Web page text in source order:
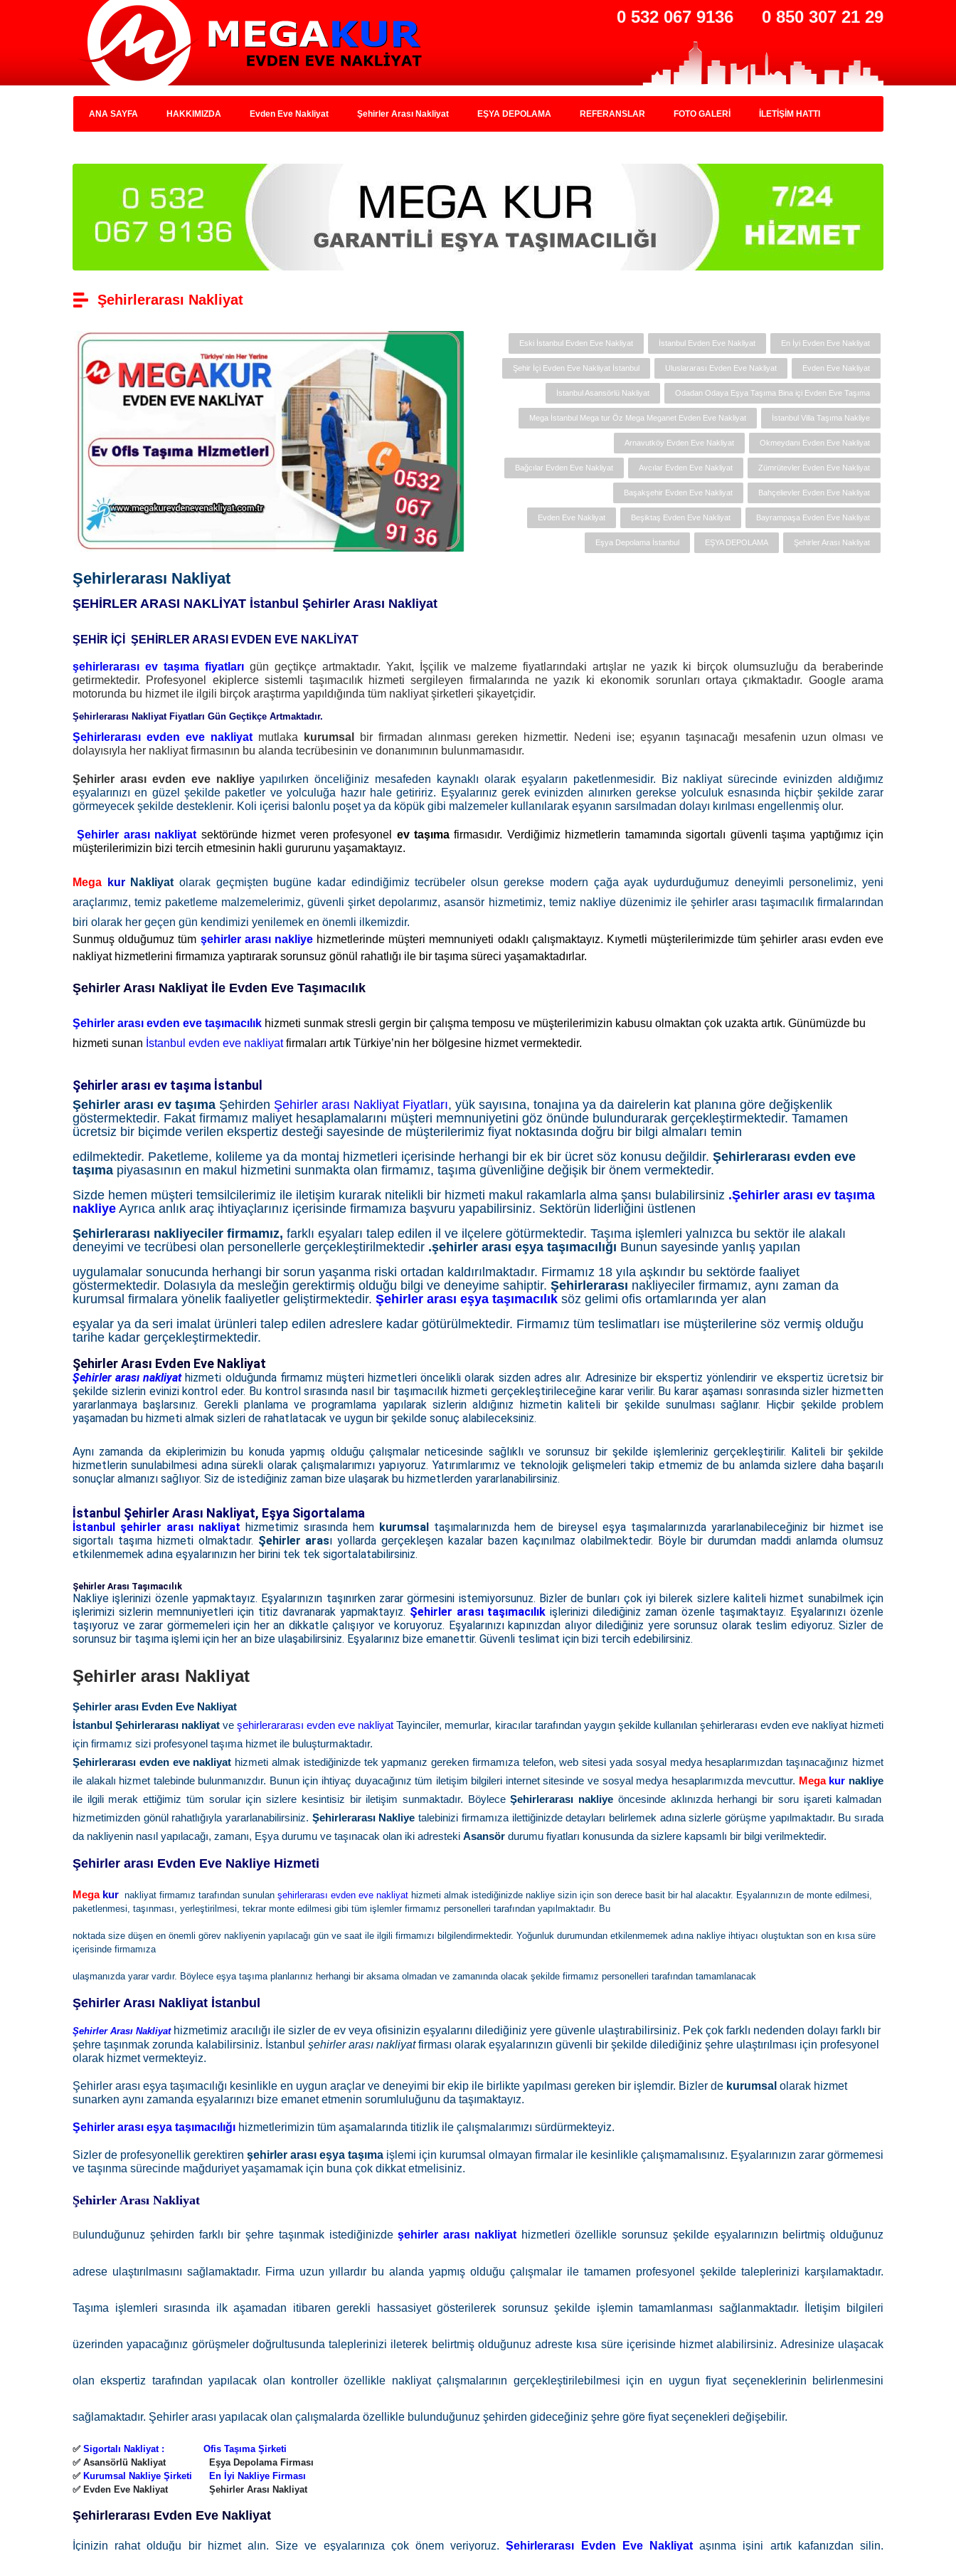
0 850 307 21 29
0 532 067 9136
ANA SAYFA HAKKIMIZDA Evden Eve Nakliyat Şehirler Arası Nakliyat EŞYA DEPOLAMA REFERANSLAR FOTO GALERİ İLETİŞİM HATTI
Şehirlerarası Nakliyat
En İyi Evden Eve Nakliyat
İstanbul Evden Eve Nakliyat
Eski İstanbul Evden Eve Nakliyat
Evden Eve Nakliyat
Uluslararası Evden Eve Nakliyat
Şehir İçi Evden Eve Nakliyat İstanbul
Odadan Odaya Eşya Taşıma Bina içi Evden Eve Taşıma
İstanbul Asansörlü Nakliyat
İstanbul Villa Taşıma Nakliye
Mega İstanbul Mega tur Öz Mega Meganet Evden Eve Nakliyat
Okmeydanı Evden Eve Nakliyat
Arnavutköy Evden Eve Nakliyat
Zümrütevler Evden Eve Nakliyat
Avcılar Evden Eve Nakliyat
Bağcılar Evden Eve Nakliyat
Bahçelievler Evden Eve Nakliyat
Başakşehir Evden Eve Nakliyat
Bayrampaşa Evden Eve Nakliyat
Beşiktaş Evden Eve Nakliyat
Evden Eve Nakliyat
Şehirler Arası Nakliyat
EŞYA DEPOLAMA
Eşya Depolama İstanbul
Şehirlerarası Nakliyat
ŞEHİRLER ARASI NAKLİYAT İstanbul Şehirler Arası Nakliyat
ŞEHİR İÇİ ŞEHİRLER ARASI EVDEN EVE NAKLİYAT
şehirlerarası ev taşıma fiyatlarıgün geçtikçe artmaktadır. Yakıt, İşçilik ve malzeme fiyatlarındaki artışlar ne yazık ki birçok olumsuzluğu da beraberinde
getirmektedir. Profesyonel ekiplerce sistemli taşımacılık hizmeti sergileyen firmalarında ne yazık ki ekonomik sorunları ortaya çıkmaktadır. Google arama
motorunda bu hizmet ile ilgili birçok araştırma yapıldığında tüm nakliyat şirketleri şikayetçidir.
Şehirlerarası Nakliyat Fiyatları Gün Geçtikçe Artmaktadır.
Şehirlerarası evden eve nakliyat mutlaka kurumsal
bir firmadan alınması gereken hizmettir. Nedeni ise; eşyanın taşınacağı mesafenin uzun olması ve
dolayısıyla her nakliyat firmasının bu alanda tecrübesinin ve donanımının bulunmamasıdır.
Şehirler arası evden eve nakliye yapılırken önceliğiniz mesafeden kaynaklı olarak eşyaların paketlenmesidir. Biz nakliyat sürecinde evinizden aldığımız
eşyalarınızı en güzel şekilde paketler ve yolculuğa hazır hale getiririz. Eşyalarınız gerek evinizden alınırken gerekse yolculuk esnasında hiçbir şekilde zarar
görmeyecek şekilde desteklenir. Koli içerisi balonlu poşet ya da köpük gibi malzemeler kullanılarak eşyanın sarsılmadan dolayı kırılması engellenmiş olur.
Şehirler arası nakliyat sektöründe hizmet veren profesyonel ev taşımafirmasıdır. Verdiğimiz hizmetlerin tamamında sigortalı güvenli taşıma yaptığımız için
müşterilerimizin bizi tercih etmesinin hakli gururunu yaşamaktayız.
Mega kur Nakliyat olarak geçmişten bugüne kadar edindiğimiz tecrübeler olsun gerekse modern çağa ayak uydurduğumuz deneyimli personelimiz, yeni
araçlarımız, temiz paketleme malzemelerimiz, güvenli şirket depolarımız, asansör hizmetimiz, temiz nakliye düzenimiz ile şehirler arası taşımacılık firmalarından
biri olarak her geçen gün kendimizi yenilemek en önemli ilkemizdir.
Sunmuş olduğumuz tüm şehirler arası nakliyehizmetlerinde müşteri memnuniyeti odaklı çalışmaktayız. Kıymetli müşterilerimizde tüm şehirler arası evden eve
nakliyat hizmetlerini firmamıza yaptırarak sorunsuz gönül rahatlığı ile bir taşıma süreci yaşamaktadırlar.
Şehirler Arası Nakliyat İle Evden Eve Taşımacılık
Şehirler arası evden eve taşımacılık hizmeti sunmak stresli gergin bir çalışma temposu ve müşterilerimizin kabusu olmaktan çok uzakta artık. Günümüzde bu
hizmeti sunan İstanbul evden eve nakliyatfirmaları artık Türkiye’nin her bölgesine hizmet vermektedir.
Şehirler arası ev taşıma İstanbul
Şehirler arası ev taşıma Şehirden Şehirler arası Nakliyat Fiyatları, yük sayısına, tonajına ya da dairelerin kat planına göre değişkenlik
göstermektedir. Fakat firmamız maliyet hesaplamalarını müşteri memnuniyetini göz önünde bulundurarak gerçekleştirmektedir. Tamamen
ücretsiz bir biçimde verilen ekspertiz desteği sayesinde de müşterilerimiz fiyat noktasında doğru bir bilgi almaları temin
edilmektedir. Paketleme, kolileme ya da montaj hizmetleri içerisinde herhangi bir ek bir ücret söz konusu değildir. Şehirlerarası evden eve
taşıma piyasasının en makul hizmetini sunmakta olan firmamız, taşıma güvenliğine değişik bir önem vermektedir.
Sizde hemen müşteri temsilcilerimiz ile iletişim kurarak nitelikli bir hizmeti makul rakamlarla alma şansı bulabilirsiniz .Şehirler arası ev taşıma
nakliye Ayrıca anlık araç ihtiyaçlarınız içerisinde firmamıza başvuru yapabilirsiniz. Sektörün liderliğini üstlenen
Şehirlerarası nakliyeciler firmamız, farklı eşyaları talep edilen il ve ilçelere götürmektedir. Taşıma işlemleri yalnızca bu sektör ile alakalı
deneyimi ve tecrübesi olan personellerle gerçekleştirilmektedir .şehirler arası eşya taşımacılığı Bunun sayesinde yanlış yapılan
uygulamalar sonucunda herhangi bir sorun yaşanma riski ortadan kaldırılmaktadır. Firmamız 18 yıla aşkındır bu sektörde faaliyet
göstermektedir. Dolasıyla da mesleğin gerektirmiş olduğu bilgi ve deneyime sahiptir. Şehirlerarası nakliyeciler firmamız, aynı zaman da
kurumsal firmalara yönelik faaliyetler geliştirmektedir. Şehirler arası eşya taşımacılık söz gelimi ofis ortamlarında yer alan
eşyalar ya da seri imalat ürünleri talep edilen adreslere kadar götürülmektedir. Firmamız tüm teslimatları ise müşterilerine söz vermiş olduğu
tarihe kadar gerçekleştirmektedir.
Şehirler Arası Evden Eve Nakliyat
Şehirler arası nakliyathizmeti olduğunda firmamız müşteri hizmetleri öncelikli olarak sizden adres alır. Adresinize bir ekspertiz yönlendirir ve ekspertiz ücretsiz bir
şekilde sizlerin evinizi kontrol eder. Bu kontrol sırasında nasıl bir taşımacılık hizmeti gerçekleştirileceğine karar verilir. Bu karar aşaması sonrasında sizler hizmetten
yararlanmaya başlarsınız. Gerekli planlama ve programlama yapılarak sizlerin aldığınız hizmetin kaliteli bir şekilde sunulması sağlanır. Hiçbir şekilde problem
yaşamadan bu hizmeti almak sizleri de rahatlatacak ve uygun bir şekilde sonuç alabileceksiniz.
Aynı zamanda da ekiplerimizin bu konuda yapmış olduğu çalışmalar neticesinde sağlıklı ve sorunsuz bir şekilde işlemleriniz gerçekleştirilir. Kaliteli bir şekilde
hizmetlerin sunulabilmesi adına sürekli olarak çalışmalarımızı yapıyoruz. Yatırımlarımız ve teknolojik gelişmeleri takip etmemiz de bu anlamda sizlere daha başarılı
sonuçlar almanızı sağlıyor. Siz de istediğiniz zaman bize ulaşarak bu hizmetlerden yararlanabilirsiniz.
İstanbul Şehirler Arası Nakliyat, Eşya Sigortalama
İstanbul şehirler arası nakliyat hizmetimiz sırasında hem kurumsal taşımalarınızda hem de bireysel eşya taşımalarınızda yararlanabileceğiniz bir hizmet ise
sigortalı taşıma hizmeti olmaktadır. Şehirler arası yollarda gerçekleşen kazalar bazen kaçınılmaz olabilmektedir. Böyle bir durumdan maddi anlamda olumsuz
etkilenmemek adına eşyalarınızın her birini tek tek sigortalatabilirsiniz.
Şehirler Arası Taşımacılık
Nakliye işlerinizi özenle yapmaktayız. Eşyalarınızın taşınırken zarar görmesini istemiyorsunuz. Bizler de bunları çok iyi bilerek sizlere kaliteli hizmet sunabilmek için
işlerimizi sizlerin memnuniyetleri için titiz davranarak yapmaktayız. Şehirler arası taşımacılık işlerinizi dilediğiniz zaman özenle taşımaktayız. Eşyalarınızı özenle
taşıyoruz ve zarar görmemeleri için her an dikkatle çalışıyor ve koruyoruz. Eşyalarınızı kapınızdan alıyor dilediğiniz yere sorunsuz olarak teslim ediyoruz. Sizler de
sorunsuz bir taşıma işlemi için her an bize ulaşabilirsiniz. Eşyalarınız bize emanettir. Güvenli teslimat için bizi tercih edebilirsiniz.
Şehirler arası Nakliyat
Şehirler arası Evden Eve Nakliyat
İstanbul Şehirlerarası nakliyatve şehirlerararası evden eve nakliyatTayinciler, memurlar, kiracılar tarafından yaygın şekilde kullanılan şehirlerarası evden eve nakliyat hizmeti
için firmamız sizi profesyonel taşıma hizmet ile buluşturmaktadır.
Şehirlerarası evden eve nakliyat hizmeti almak istediğinizde tek yapmanız gereken firmamıza telefon, web sitesi yada sosyal medya hesaplarımızdan taşınacağınız hizmet
ile alakalı hizmet talebinde bulunmanızdır. Bunun için ihtiyaç duyacağınız tüm iletişim bilgileri internet sitesinde ve sosyal medya hesaplarımızda mevcuttur. Mega kur nakliye
ile ilgili merak ettiğimiz tüm sorular için sizlere kesintisiz bir iletişim sunmaktadır. BöyleceŞehirlerarası nakliye öncesinde aklınızda herhangi bir soru işareti kalmadan
hizmetimizden gönül rahatlığıyla yararlanabilirsiniz. Şehirlerarası Nakliyetalebinizi firmamıza ilettiğinizde detayları belirlemek adına sizlerle görüşme yapılmaktadır. Bu sırada
da nakliyenin nasıl yapılacağı, zamanı, Eşya durumu ve taşınacak olan iki adresteki Asansör durumu fiyatları konusunda da sizlere kapsamlı bir bilgi verilmektedir.
Şehirler arası Evden Eve Nakliye Hizmeti
Mega kur nakliyat firmamız tarafından sunulan şehirlerarası evden eve nakliyat hizmeti almak istediğinizde nakliye sizin için son derece basit bir hal alacaktır. Eşyalarınızın de monte edilmesi,
paketlenmesi, taşınması, yerleştirilmesi, tekrar monte edilmesi gibi tüm işlemler firmamız personelleri tarafından yapılmaktadır. Bu
noktada size düşen en önemli görev nakliyenin yapılacağı gün ve saat ile ilgili firmamızı bilgilendirmektedir. Yoğunluk durumundan etkilenmemek adına nakliye ihtiyacı oluştuktan son en kısa süre
içerisinde firmamıza
ulaşmanızda yarar vardır. Böylece eşya taşıma planlarınız herhangi bir aksama olmadan ve zamanında olacak şekilde firmamız personelleri tarafından tamamlanacak
Şehirler Arası Nakliyat İstanbul
Şehirler Arası Nakliyat hizmetimiz aracılığı ile sizler de ev veya ofisinizin eşyalarını dilediğiniz yere güvenle ulaştırabilirsiniz. Pek çok farklı nedenden dolayı farklı bir
şehre taşınmak zorunda kalabilirsiniz. İstanbul şehirler arası nakliyatfirması olarak eşyalarınızın güvenli bir şekilde dilediğiniz şehre ulaştırılması için profesyonel
olarak hizmet vermekteyiz.
Şehirler arası eşya taşımacılığı kesinlikle en uygun araçlar ve deneyimi bir ekip ile birlikte yapılması gereken bir işlemdir. Bizler de kurumsal olarak hizmet
sunarken aynı zamanda eşyalarınızı bize emanet etmenin sorumluluğunu da taşımaktayız.
Şehirler arası eşya taşımacılığı hizmetlerimizin tüm aşamalarında titizlik ile çalışmalarımızı sürdürmekteyiz.
Sizler de profesyonellik gerektiren şehirler arası eşya taşıma işlemi için kurumsal olmayan firmalar ile kesinlikle çalışmamalısınız. Eşyalarınızın zarar görmemesi
ve taşınma sürecinde mağduriyet yaşamamak için buna çok dikkat etmelisiniz.
Şehirler Arası Nakliyat
Bulunduğunuz şehirden farklı bir şehre taşınmak istediğinizdeşehirler arası nakliyat hizmetleri özellikle sorunsuz şekilde eşyalarınızın belirtmiş olduğunuz
adrese ulaştırılmasını sağlamaktadır. Firma uzun yıllardır bu alanda yapmış olduğu çalışmalar ile tamamen profesyonel şekilde taleplerinizi karşılamaktadır.
Taşıma işlemleri sırasında ilk aşamadan itibaren gerekli hassasiyet gösterilerek sorunsuz şekilde işlemin tamamlanması sağlanmaktadır. İletişim bilgileri
üzerinden yapacağınız görüşmeler doğrultusunda taleplerinizi ileterek belirtmiş olduğunuz adreste kısa süre içerisinde hizmet alabilirsiniz. Adresinize ulaşacak
olan ekspertiz tarafından yapılacak olan kontroller özellikle nakliyat çalışmalarının gerçekleştirilebilmesi için en uygun fiyat seçeneklerinin belirlenmesini
sağlamaktadır. Şehirler arası yapılacak olan çalışmalarda özellikle bulunduğunuz şehirden gideceğiniz şehre göre fiyat seçenekleri değişebilir.
✅ Sigortalı Nakliyat :
Ofis Taşıma Şirketi
✅ Asansörlü Nakliyat
Eşya Depolama Firması
✅ Kurumsal Nakliye Şirketi En İyi Nakliye Firması
✅ Evden Eve Nakliyat
Şehirler Arası Nakliyat
Şehirlerarası Evden Eve Nakliyat
İçinizin rahat olduğu bir hizmet alın. Size ve eşyalarınıza çok önem veriyoruz.Şehirlerarası Evden Eve Nakliyat aşınma işini artık kafanızdan silin.